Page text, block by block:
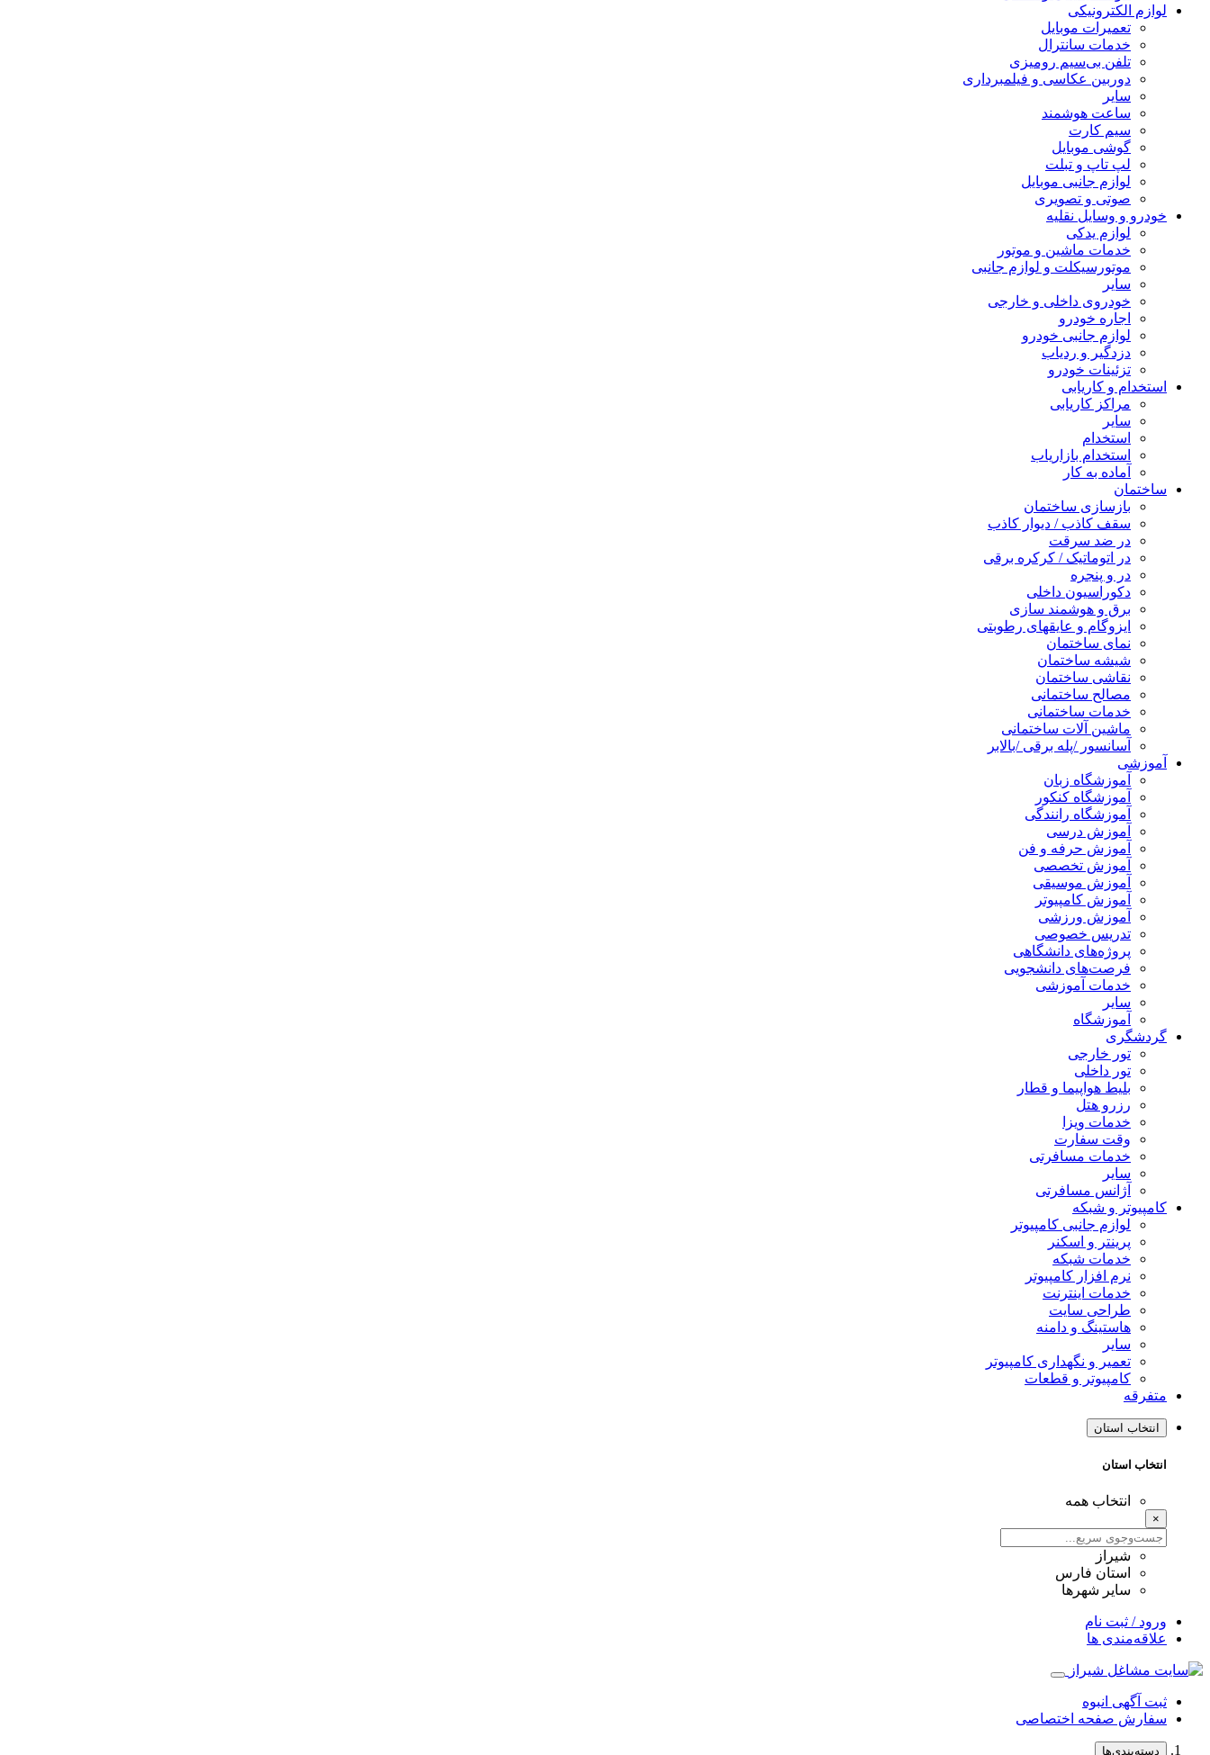
لوازم الکترونیکی
تعمیرات موبایل
خدمات سانترال
تلفن بی‌سیم رومیزی
دوربین عکاسی و فیلمبرداری
سایر
ساعت هوشمند
سیم کارت
گوشی موبایل
لپ تاپ و تبلت
لوازم جانبی موبایل
صوتی و تصویری
خودرو و وسایل نقلیه
لوازم یدکی
خدمات ماشین و موتور
موتورسیکلت و لوازم جانبی
سایر
خودروی داخلی و خارجی
اجاره خودرو
لوازم جانبی خودرو
دزدگیر و ردیاب
تزئینات خودرو
استخدام و کاریابی
مراکز کاریابی
سایر
استخدام
استخدام بازاریاب
آماده به کار
ساختمان
بازسازی ساختمان
سقف کاذب / دیوار کاذب
در ضد سرقت
در اتوماتیک / کرکره برقی
در و پنجره
دکوراسیون داخلی
برق و هوشمند سازی
ایزوگام و عایقهای رطوبتی
نمای ساختمان
شیشه ساختمان
نقاشی ساختمان
مصالح ساختمانی
خدمات ساختمانی
ماشین آلات ساختمانی
آسانسور /پله برقی /بالابر
آموزشی
آموزشگاه زبان
آموزشگاه کنکور
آموزشگاه رانندگی
آموزش درسی
آموزش حرفه و فن
آموزش تخصصی
آموزش موسیقی
آموزش کامپیوتر
آموزش ورزشی
تدریس خصوصی
پروژه‌های دانشگاهی
فرصت‌های دانشجویی
خدمات آموزشی
سایر
آموزشگاه
گردشگری
تور خارجی
تور داخلی
بلیط هواپیما و قطار
رزرو هتل
خدمات ویزا
وقت سفارت
خدمات مسافرتی
سایر
آژانس مسافرتی
کامپیوتر و شبکه
لوازم جانبی کامپیوتر
پرینتر و اسکنر
خدمات شبکه
نرم افزار کامپیوتر
خدمات اینترنت
طراحی سایت
هاستینگ و دامنه
سایر
تعمیر و نگهداری کامپیوتر
کامپیوتر و قطعات
متفرقه
انتخاب استان
انتخاب استان
انتخاب همه
×
شیراز
استان فارس
سایر شهرها
ورود / ثبت نام
علاقه‌مندی ها
ثبت آگهی انبوه
سفارش صفحه اختصاصی
دسته‌بندی‌ها